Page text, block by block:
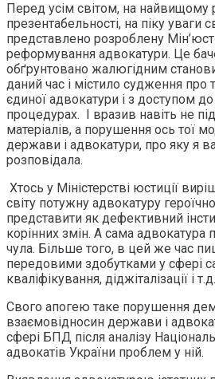
Перед усім світом, на найвищому
презентабельності, на піку уваги
представлено розроблену
реформування адвокатури. Це
обґрунтовано жалюгідним
даний час і містило судження про
єдиної адвокатури і з доступом
процедурах. І вразив навіть не
матеріалів, а порушення ось тої
держави і адвокатури, про яку я
розповідала.
Хтось у Міністерстві юстиції
світу потужну адвокатуру
представити як дефективний
корінних змін. А сама адвокатура
чула. Більше того, в цей же час
передовими здобутками у сфері
кваліфікування, діджіталізації і т.д.
Свого апогею таке порушення
взаємовідносин держави і
сфері БПД після аналізу
адвокатів України проблем у ній.